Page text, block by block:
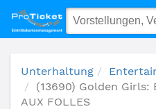
(13690) Golden Girls: EIN
Unterhaltung
(13690) Golden Girls:
AUX FOLLES